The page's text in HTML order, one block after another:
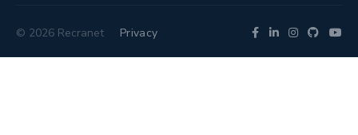
© 2026 Recranet Privacy